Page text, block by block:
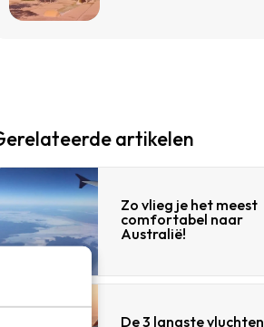
artikelen
Zo vlieg je het meest
comfortabel naar
Australië!
De 3 langste vluchten